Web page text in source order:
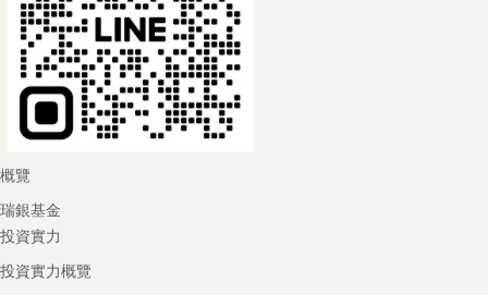
概覽
瑞銀基金
投資實力
投資實力概覽